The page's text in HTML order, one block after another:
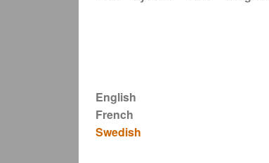
English
French
Swedish